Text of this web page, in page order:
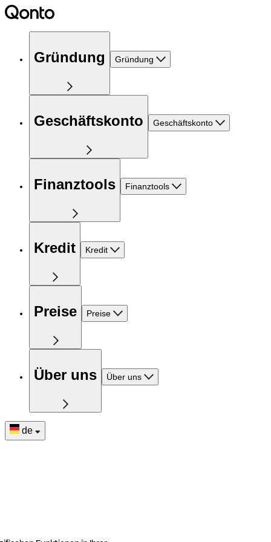
Gründung Gründung
Geschäftskonto Geschäftskonto
Finanztools Finanztools
Kredit Kredit
Preise Preise
Über uns Über uns
de